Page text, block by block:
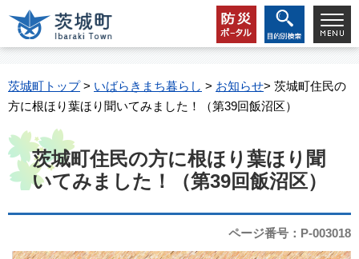
茨城町トップ> いばらきまち暮らし > お知らせ> 茨城町住民の
方に根ほり葉ほり聞いてみました！（第39回飯沼区）
茨城町住民の方に根ほり葉ほり聞
いてみました！（第39回飯沼区）
ページ番号：P-003018